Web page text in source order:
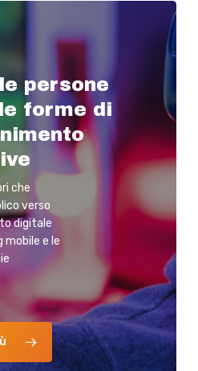
persone
forme di
che
verso
digitale
mobile e le